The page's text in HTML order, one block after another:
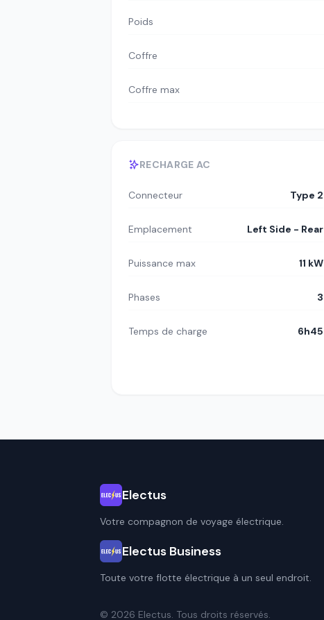
Poids
Coffre
Coffre max
RECHARGE AC
Connecteur Type 2
Emplacement Left Side - Rear
Puissance max 11 kW
Phases 3
Temps de charge 6h45
Electus
Votre compagnon de voyage électrique.
Electus Business
Toute votre flotte électrique à un seul endroit.
© 2026 Electus. Tous droits réservés.